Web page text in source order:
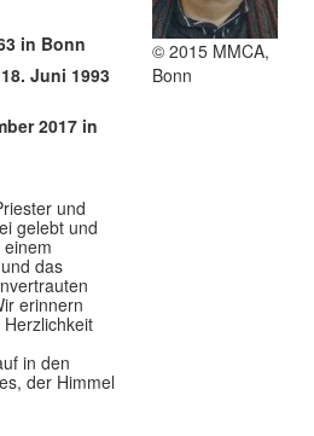
in Bonn
Juni 1993
2017 in
und
gelebt und
das
erinnern
in den
der Himmel
© 2015 MMCA,
Bonn